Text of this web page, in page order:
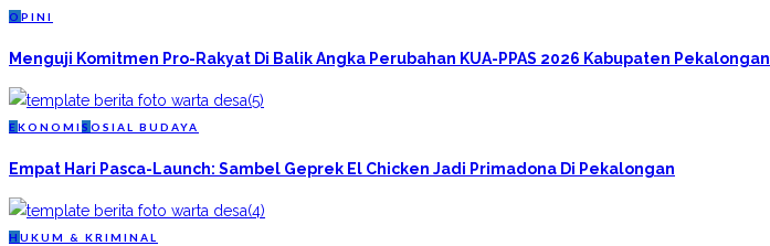
O PINI
Menguji Komitmen Pro-Rakyat Di Balik Angka Perubahan KUA-PPAS 2026 Kabupaten Pekalongan
EKONOMI S OSIAL BUDAYA
Empat Hari Pasca-Launch: Sambel Geprek El Chicken Jadi Primadona Di Pekalongan
H UKUM & KRIMINAL